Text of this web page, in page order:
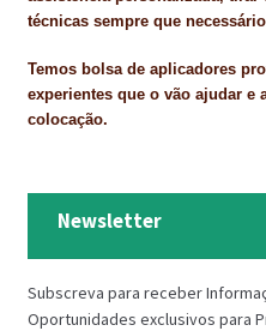
técnicas sempre que
Temos bolsa de aplicadores
experientes que o vão ajudar e
colocação.
Newsletter
Subscreva para receber
Oportunidades exclusivos para